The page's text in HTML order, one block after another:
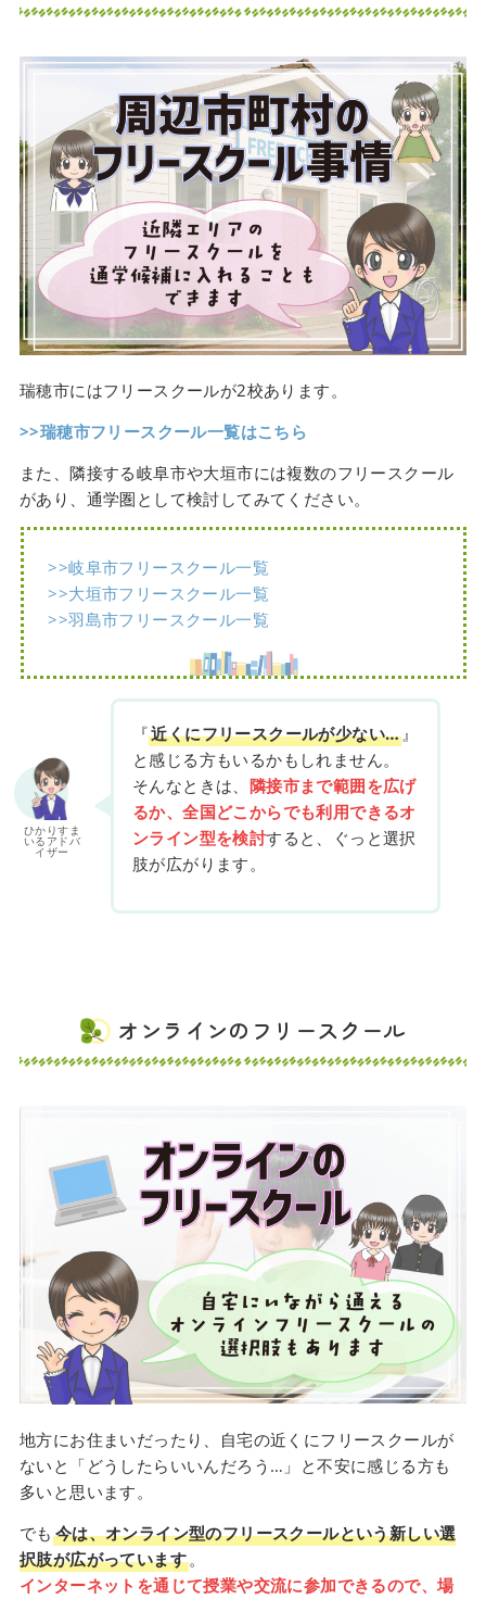
瑞穂市にはフリースクールが2校あります。
>>瑞穂市フリースクール一覧はこちら
また、隣接する岐阜市や大垣市には複数のフリースクール
があり、通学圏として検討してみてください。
>>岐阜市フリースクール一覧
>>大垣市フリースクール一覧
>>羽島市フリースクール一覧
ひかりすま
いるアドバ
イザー
『近くにフリースクールが少ない…』
と感じる方もいるかもしれません。
そんなときは、 隣接市まで範囲を広げ
るか、全国どこからでも利用できるオ
ンライン型を検討すると、ぐっと選択
肢が広がります。
オンラインのフリースクール
地方にお住まいだったり、自宅の近くにフリースクールが
ないと「どうしたらいいんだろう…」と不安に感じる方も
多いと思います。
でも 今は、オンライン型のフリースクールという新しい選
択肢が広がっています。
インターネットを通じて授業や交流に参加できるので、場